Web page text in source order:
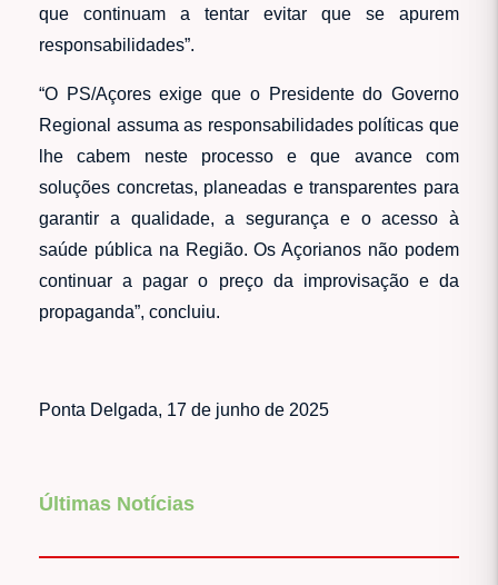
que continuam a tentar evitar que se apurem
responsabilidades”.
“O PS/Açores exige que o Presidente do Governo
Regional assuma as responsabilidades políticas que
lhe cabem neste processo e que avance com
soluções concretas, planeadas e transparentes para
garantir a qualidade, a segurança e o acesso à
saúde pública na Região. Os Açorianos não podem
continuar a pagar o preço da improvisação e da
propaganda”, concluiu.
Ponta Delgada, 17 de junho de 2025
Últimas Notícias